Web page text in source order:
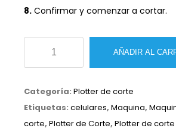
8. Confirmar y comenzar a cortar.
para
celulares
MC-
AÑADIR AL
Categoría: Plotter de corte
Etiquetas: celulares, Maquina,
corte, Plotter de Corte, Plotter de